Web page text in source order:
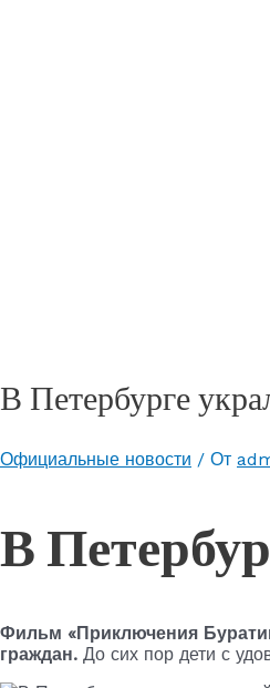
В Петербурге
Официальные новости / От
В
Фильм «Приключения
граждан. До сих пор дети с